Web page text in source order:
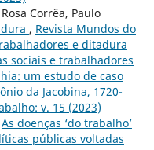
Corrêa, Paulo
, Revista Mundos do
e ditadura
sociais e trabalhadores
um estudo de caso
da Jacobina, 1720-
v. 15 (2023)
As doenças ‘do trabalho’
públicas voltadas